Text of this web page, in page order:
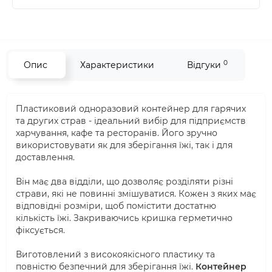
Опис Характеристики Відгуки 0
Пластиковий одноразовий контейнер для гарячих
та других страв - ідеальний вибір для підприємств
харчування, кафе та ресторанів. Його зручно
використовувати як для зберігання їжі, так і для
доставлення.
Він має два відділи, що дозволяє розділяти різні
страви, які не повинні змішуватися. Кожен з яких має
відповідні розміри, щоб помістити достатню
кількість їжі. Закриваючись кришка герметично
фіксується.
Виготовлений з високоякісного пластику та
повністю безпечний для зберігання їжі. Контейнер